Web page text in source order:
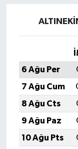
6 Ağu Per
7 Ağu Cum
8 Ağu Cts
9 Ağu Paz
10 Ağu Pts